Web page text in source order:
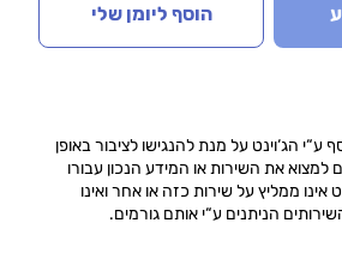
הוסף ליומן שלי
הג‘וינט על מנת להנגישו לציבור באופן
את השירות או המידע הנכון עבורו
אינו ממליץ על שירות כזה או אחר ואינו
הניתנים ע“י אותם גורמים.